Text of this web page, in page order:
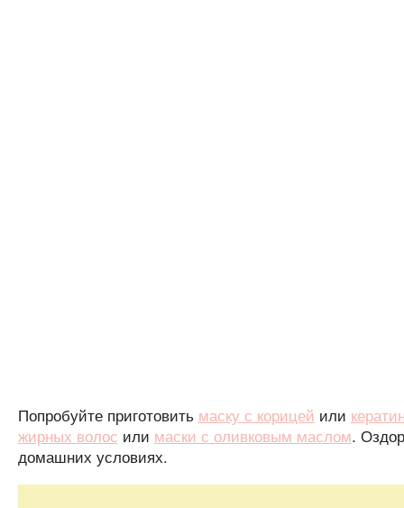
Попробуйте приготовить маску с корицей или
жирных волос или маски с оливковым маслом.
домашних условиях.